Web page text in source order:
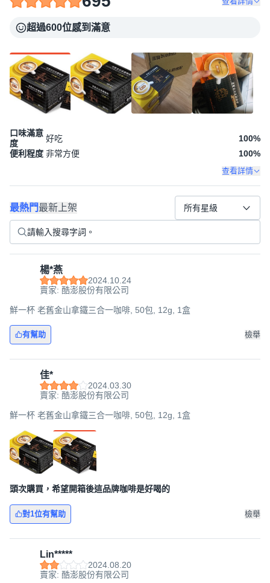
超過600位感到滿意
口味滿意
度
好吃 100%
便利程度 非常方便 100%
查看詳情
最熱門最新上架 所有星級
楊*燕
2024.10.24
賣家: 酷澎股份有限公司
鮮一杯 老舊金山拿鐵三合一咖啡, 50包, 12g, 1盒
有幫助 檢舉
佳*
2024.03.30
賣家: 酷澎股份有限公司
鮮一杯 老舊金山拿鐵三合一咖啡, 50包, 12g, 1盒
頭次購買，希望開箱後這品牌咖啡是好喝的
對1位有幫助 檢舉
Lin*****
2024.08.20
賣家: 酷澎股份有限公司